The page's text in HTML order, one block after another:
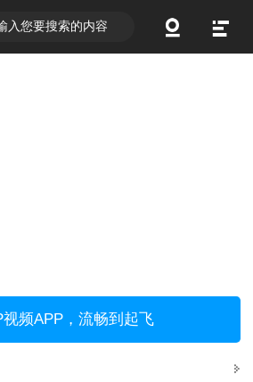
入您要搜索的内容
频APP，流畅到起飞